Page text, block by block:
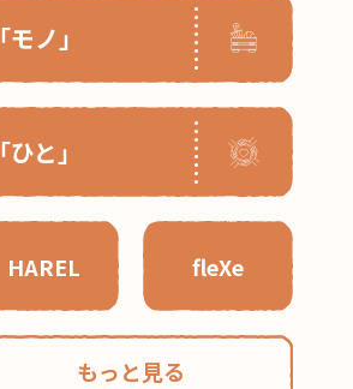
「モノ」
「ひと」
HAREL fleXe
もっと見る